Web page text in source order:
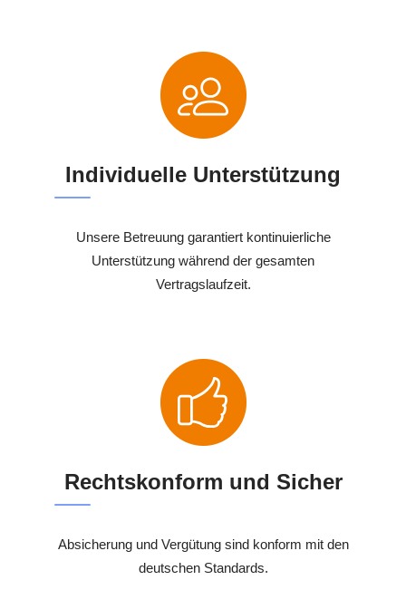
Individuelle Unterstützung
Unsere Betreuung garantiert kontinuierliche
Unterstützung während der gesamten
Vertragslaufzeit.
Rechtskonform und Sicher
Absicherung und Vergütung sind konform mit den
deutschen Standards.